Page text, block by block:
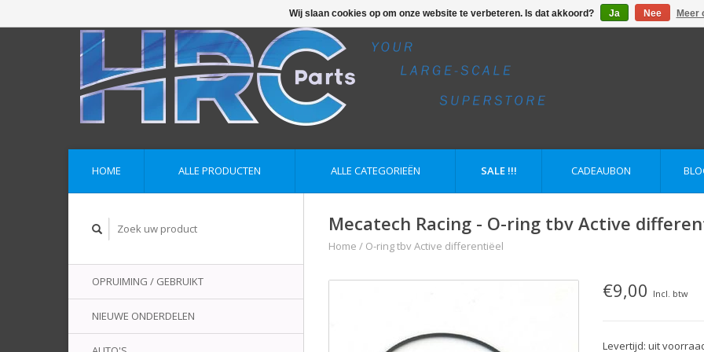
HOME ALLE PRODUCTEN ALLE CATEGORIEËN SALE !!! CADEAUBON
OPRUIMING / GEBRUIKT
NIEUWE ONDERDELEN
Mecatech Racing - O-ring tbv Active
Home / O-ring tbv Active differentiëel
€9,00 Incl. btw
Levertijd: uit
Wij slaan cookies op om onze website te verbeteren. Is dat akkoord? Ja Nee Meer